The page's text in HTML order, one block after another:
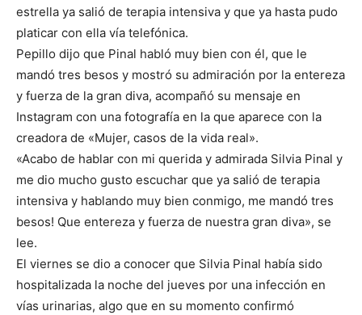
estrella ya salió de terapia intensiva y que ya hasta pudo
platicar con ella vía telefónica.
Pepillo dijo que Pinal habló muy bien con él, que le
mandó tres besos y mostró su admiración por la entereza
y fuerza de la gran diva, acompañó su mensaje en
Instagram con una fotografía en la que aparece con la
creadora de «Mujer, casos de la vida real».
«Acabo de hablar con mi querida y admirada Silvia Pinal y
me dio mucho gusto escuchar que ya salió de terapia
intensiva y hablando muy bien conmigo, me mandó tres
besos! Que entereza y fuerza de nuestra gran diva», se
lee.
El viernes se dio a conocer que Silvia Pinal había sido
hospitalizada la noche del jueves por una infección en
vías urinarias, algo que en su momento confirmó